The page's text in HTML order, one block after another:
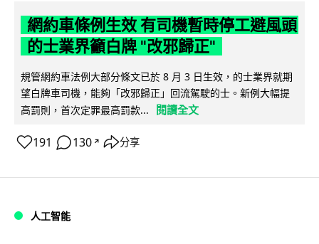
網約車條例生效 有司機暫時停工避風頭
的士業界籲白牌 "改邪歸正"
規管網約車法例大部分條文已於 8 月 3 日生效，的士業界就期
望白牌車司機，能夠「改邪歸正」回流駕駛的士。新例大幅提
高罰則，首次定罪最高罰款...
閱讀全文
191 130 ↗ 分享
人工智能